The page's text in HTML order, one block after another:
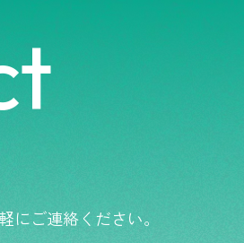
にご連絡ください。